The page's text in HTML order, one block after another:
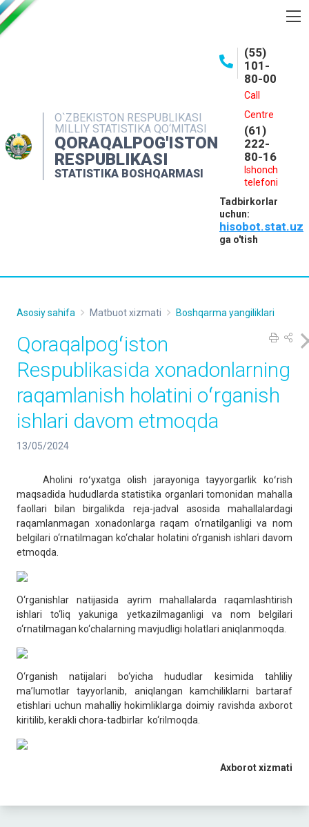
O`ZBEKISTON RESPUBLIKASI
MILLIY STATISTIKA QO‘MITASI
QORAQALPOG'ISTON
RESPUBLIKASI
STATISTIKA BOSHQARMASI
(55)
101-
80-00
Call
Centre
(61)
222-
80-16
Ishonch
telefoni
Tadbirkorlar
uchun:
hisobot.stat.uz
ga o'tish
INTERAKTIV XIZMATLAR
MATBUOT XIZMATI
MUROJAATLAR
Asosiy sahifa Matbuot xizmati Boshqarma yangiliklari
Qoraqalpogʻiston
Respublikasida xonadonlarning
raqamlanish holatini oʻrganish
ishlari davom etmoqda
13/05/2024
Aholini roʻyxatga olish jarayoniga tayyorgarlik koʻrish
maqsadida hududlarda statistika organlari tomonidan mahalla
faollari bilan birgalikda reja-jadval asosida mahallalardagi
raqamlanmagan xonadonlarga raqam o‘rnatilganligi va nom
belgilari o‘rnatilmagan ko‘chalar holatini o‘rganish ishlari davom
etmoqda.
O‘rganishlar natijasida ayrim mahallalarda raqamlashtirish
ishlari to‘liq yakuniga yetkazilmaganligi va nom belgilari
o‘rnatilmagan ko‘chalarning mavjudligi holatlari aniqlanmoqda.
O‘rganish natijalari bo‘yicha hududlar kesimida tahliliy
ma’lumotlar tayyorlanib, aniqlangan kamchiliklarni bartaraf
etishlari uchun mahalliy hokimliklarga doimiy ravishda axborot
kiritilib, kerakli chora-tadbirlar ko‘rilmoqda.
Axborot xizmati